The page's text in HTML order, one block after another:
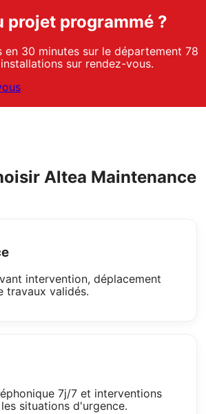
projet programmé ?
en 30 minutes sur le département 78
sur rendez-vous.
Altea Maintenance
intervention, déplacement
travaux validés.
7j/7 et interventions
situations d'urgence.